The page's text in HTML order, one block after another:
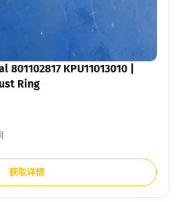
KPU11013010 |
Ring
获取详情